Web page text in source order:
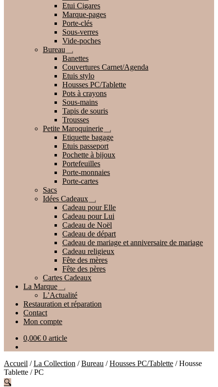
Etui Cigares
Marque-pages
Porte-clés
Sous-verres
Vide-poches
Bureau
Ouvrir
le
menu
enfant
Banettes
Couvertures Carnet/Agenda
Etuis stylo
Housses PC/Tablette
Pots à crayons
Sous-mains
Tapis de souris
Trousses
Petite Maroquinerie
Ouvrir
le
menu
enfant
Etiquette bagage
Etuis passeport
Pochette à bijoux
Portefeuilles
Porte-monnaies
Porte-cartes
Sacs
Idées Cadeaux
Ouvrir
le
menu
enfant
Cadeau pour Elle
Cadeau pour Lui
Cadeau de Noël
Cadeau de départ
Cadeau de mariage et anniversaire de mariage
Cadeau religieux
Fête des mères
Fête des pères
Cartes Cadeaux
La Marque
Ouvrir
le
menu
L’Actualité
Restauration et réparation
Contact
Mon compte
0,00€ 0 article
Accueil /La Collection /Bureau /Housses PC/Tablette /Housse
Tablette / PC
🔍